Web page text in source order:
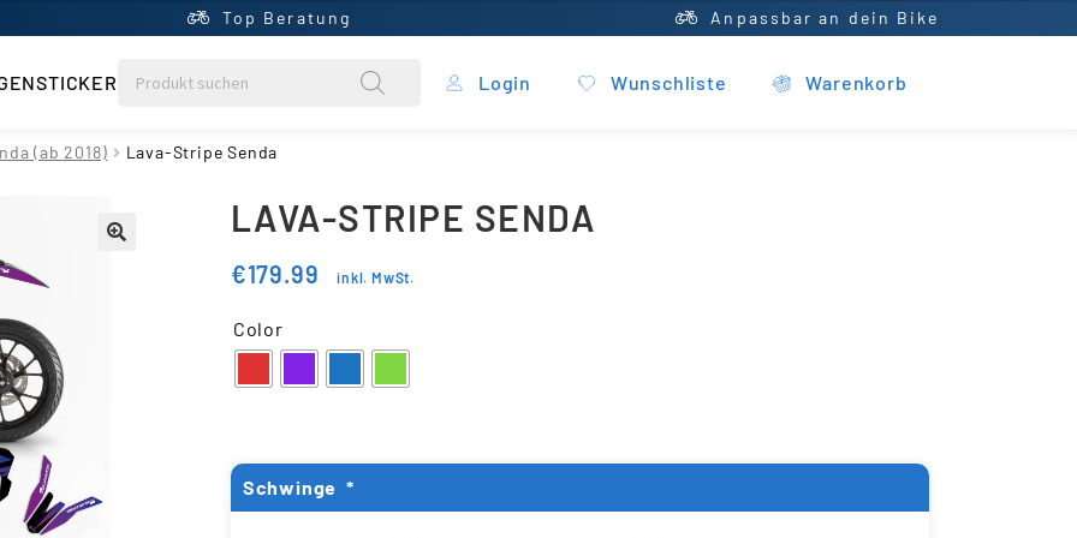
Top Beratung Anpassbar an dein Bike
Login Wunschliste Warenkorb
(ab 2018) Lava-Stripe Senda
LAVA-STRIPE SENDA
€179.99 inkl. MwSt.
Color
Schwinge *